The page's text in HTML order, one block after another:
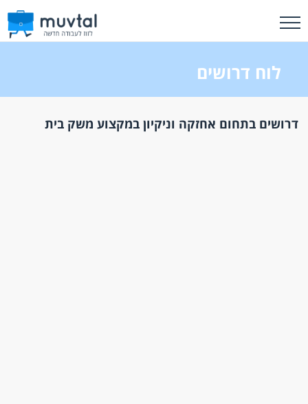
לוח דרושים
דרושים בתחום אחזקה וניקיון במקצוע משק בית